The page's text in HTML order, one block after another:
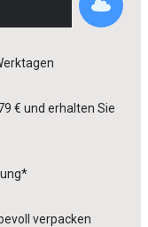
€ und erhalten Sie
verpacken